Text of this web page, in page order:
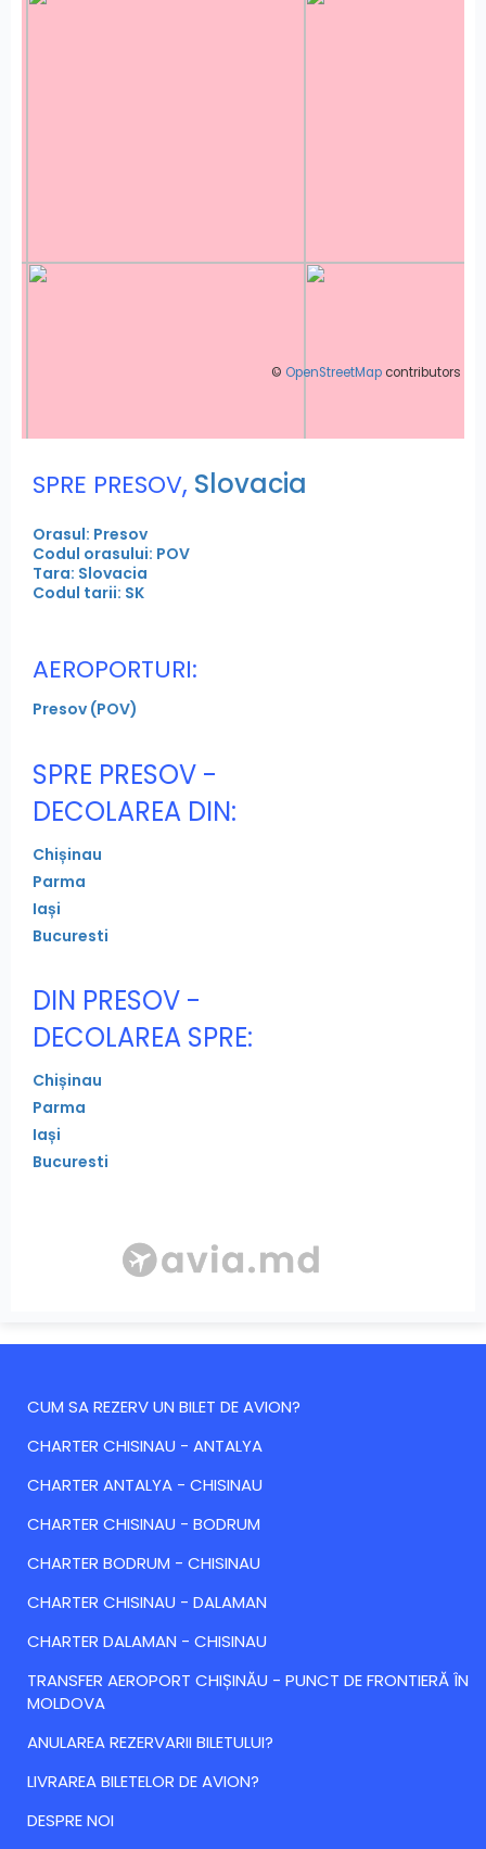
© OpenStreetMap contributors
SPRE PRESOV, Slovacia
Orasul: Presov
Codul orasului: POV
Tara: Slovacia
Codul tarii: SK
AEROPORTURI:
Presov (POV)
SPRE PRESOV -
DECOLAREA DIN:
Chișinau
Parma
Iași
Bucuresti
DIN PRESOV -
DECOLAREA SPRE:
Chișinau
Parma
Iași
Bucuresti
CUM SA REZERV UN BILET DE AVION?
CHARTER CHISINAU - ANTALYA
CHARTER ANTALYA - CHISINAU
CHARTER CHISINAU - BODRUM
CHARTER BODRUM - CHISINAU
CHARTER CHISINAU - DALAMAN
CHARTER DALAMAN - CHISINAU
TRANSFER AEROPORT CHIȘINĂU - PUNCT DE FRONTIERĂ ÎN
MOLDOVA
ANULAREA REZERVARII BILETULUI?
LIVRAREA BILETELOR DE AVION?
DESPRE NOI